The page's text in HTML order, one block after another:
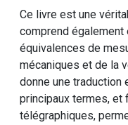
Ce livre est une
comprend
équivalences de
mécaniques et de la
donne une traduction
principaux termes, et
télégraphiques,